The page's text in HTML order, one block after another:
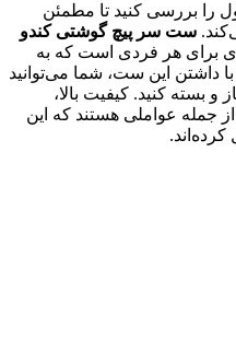
بررسی کنید تا مطمئن
ست سر پیچ گوشتی کندو
برای هر فردی است که به
داشتن این ست، شما می‌توانید
و بسته کنید. کیفیت بالا،
جمله عواملی هستند که این